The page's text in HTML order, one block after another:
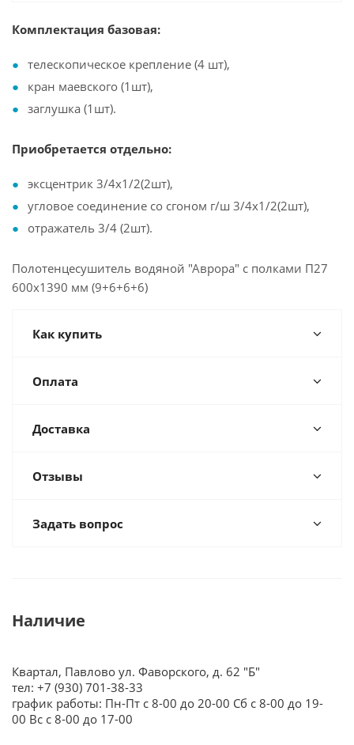
Комплектация базовая:
телескопическое крепление (4 шт),
кран маевского (1шт),
заглушка (1шт).
Приобретается отдельно:
эксцентрик 3/4х1/2(2шт),
угловое соединение со сгоном г/ш 3/4х1/2(2шт),
отражатель 3/4 (2шт).
Полотенцесушитель водяной "Аврора" с полками П27
600х1390 мм (9+6+6+6)
Как купить
Оплата
Доставка
Отзывы
Задать вопрос
Наличие
Квартал, Павлово ул. Фаворского, д. 62 "Б"
тел: +7 (930) 701-38-33
график работы: Пн-Пт с 8-00 до 20-00 Сб с 8-00 до 19-
00 Вс с 8-00 до 17-00